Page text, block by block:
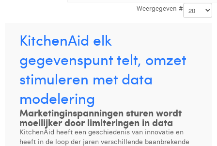
Trainingen
Anouk Allegaert
Camille Servais
Charlie Deschamps
Dhan Claes
Diane Tremouroux
Onze Waarden
Certificeringen
Presentaties en Cases
Vacatures
Digital Business Analyst
Digital Business Consultant NL
Digital Business Intern
Weergegeven #
KitchenAid elk
gegevenspunt telt, omzet
stimuleren met data
modelering
Marketinginspanningen sturen wordt
moeilijker door limiteringen in data
KitchenAid heeft een geschiedenis van innovatie en
heeft in de loop der jaren verschillende baanbrekende